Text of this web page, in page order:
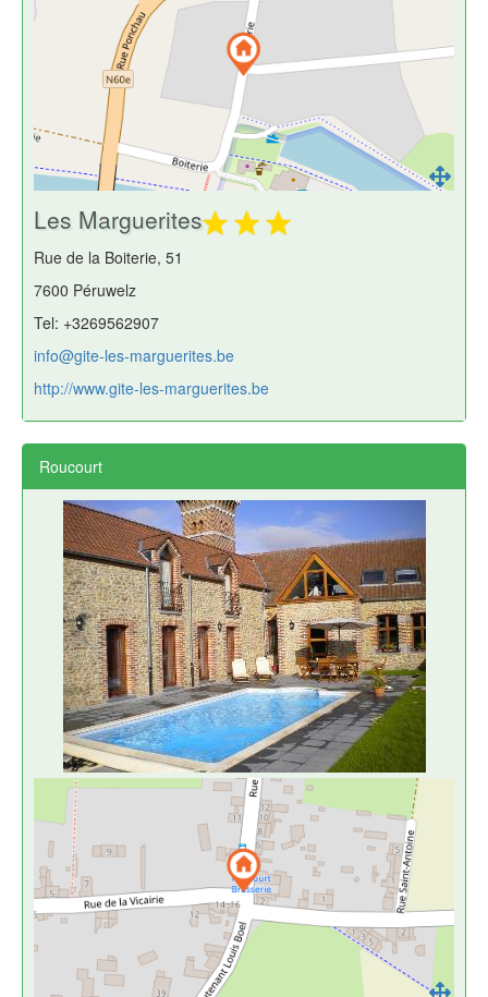
Les Marguerites
Rue de la Boiterie, 51
7600 Péruwelz
Tel: +3269562907
info@gite-les-marguerites.be
http://www.gite-les-marguerites.be
Roucourt